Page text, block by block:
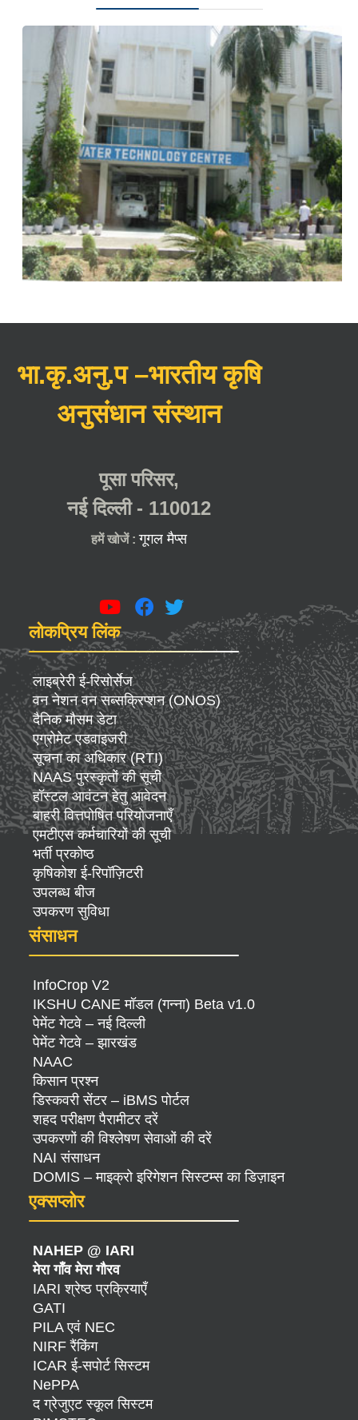
भा.कृ.अनु.प –भारतीय कृषि
अनुसंधान संस्थान
पूसा परिसर,
नई दिल्ली - 110012
हमें खोजें :गूगल मैप्स
लोकप्रिय लिंक
लाइब्रेरी ई-रिसोर्सेज
वन नेशन वन सब्सक्रिप्शन (ONOS)
दैनिक मौसम डेटा
एग्रोमेट एडवाइजरी
सूचना का अधिकार (RTI)
NAAS पुरस्कृतों की सूची
हॉस्टल आवंटन हेतु आवेदन
बाहरी वित्तपोषित परियोजनाएँ
एमटीएस कर्मचारियों की सूची
भर्ती प्रकोष्ठ
कृषिकोश ई-रिपॉज़िटरी
उपलब्ध बीज
उपकरण सुविधा
संसाधन
InfoCrop V2
IKSHU CANE मॉडल (गन्ना) Beta v1.0
पेमेंट गेटवे – नई दिल्ली
पेमेंट गेटवे – झारखंड
NAAC
किसान प्रश्न
डिस्कवरी सेंटर – iBMS पोर्टल
शहद परीक्षण पैरामीटर दरें
उपकरणों की विश्लेषण सेवाओं की दरें
NAI संसाधन
DOMIS – माइक्रो इरिगेशन सिस्टम्स का डिज़ाइन
एक्सप्लोर
NAHEP @ IARI
मेरा गाँव मेरा गौरव
IARI श्रेष्ठ प्रक्रियाएँ
GATI
PILA एवं NEC
NIRF रैंकिंग
ICAR ई-सपोर्ट सिस्टम
NePPA
द ग्रेजुएट स्कूल सिस्टम